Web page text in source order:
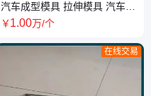
汽车成型模具 拉伸模具 汽车模
具 汽车冲压模具加工设计
￥1.00万/个
在线交易